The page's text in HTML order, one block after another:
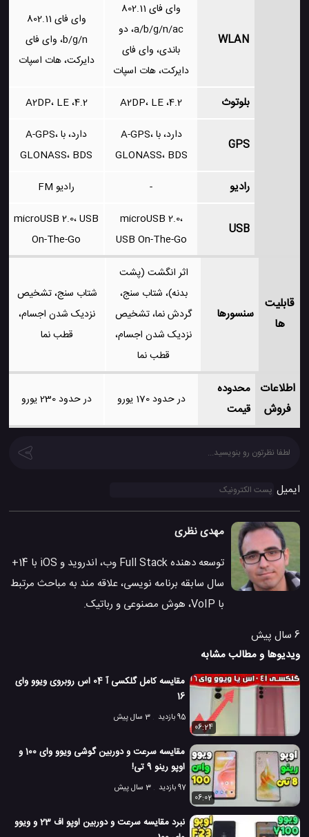
WLAN
وای فای 802.11
a/b/g/n/ac، دو
باندی، وای فای
دایرکت، هات اسپات
وای فای 802.11
b/g/n، وای فای
دایرکت، هات اسپات
بلوتوث 4.2، A2DP، LE 4.2، A2DP، LE
GPS
دارد، با A-GPS،
GLONASS، BDS
دارد، با A-GPS،
GLONASS، BDS
رادیو - رادیو FM
USB
microUSB 2.0،
USB On-The-Go
microUSB 2.0، USB
On-The-Go
قابلیت
ها
سنسورها
اثر انگشت (پشت
بدنه)، شتاب سنج،
گردش نما، تشخیص
نزدیک شدن اجسام،
قطب نما
شتاب سنج، تشخیص
نزدیک شدن اجسام،
قطب نما
اطلاعات
فروش
محدوده
قیمت
در حدود 170 یورو در حدود 230 یورو
ایمیل
مهدی نظری
توسعه دهنده Full Stack وب، اندروید و iOS با 14+
سال سابقه برنامه نویسی، علاقه مند به مباحث مرتبط
با VoIP، هوش مصنوعی و رباتیک.
6 سال پیش
ویدیوها و مطالب مشابه
مقایسه کامل گلکسی آ 04 اس روبروی ویوو وای
16
95 بازدید
3 سال پیش
06:24
مقایسه سرعت و دوربین گوشی ویوو وای 100 و
اوپو رینو 9 تی!
97 بازدید
3 سال پیش
06:02
نبرد مقایسه سرعت و دوربین اوپو اف 23 و ویوو